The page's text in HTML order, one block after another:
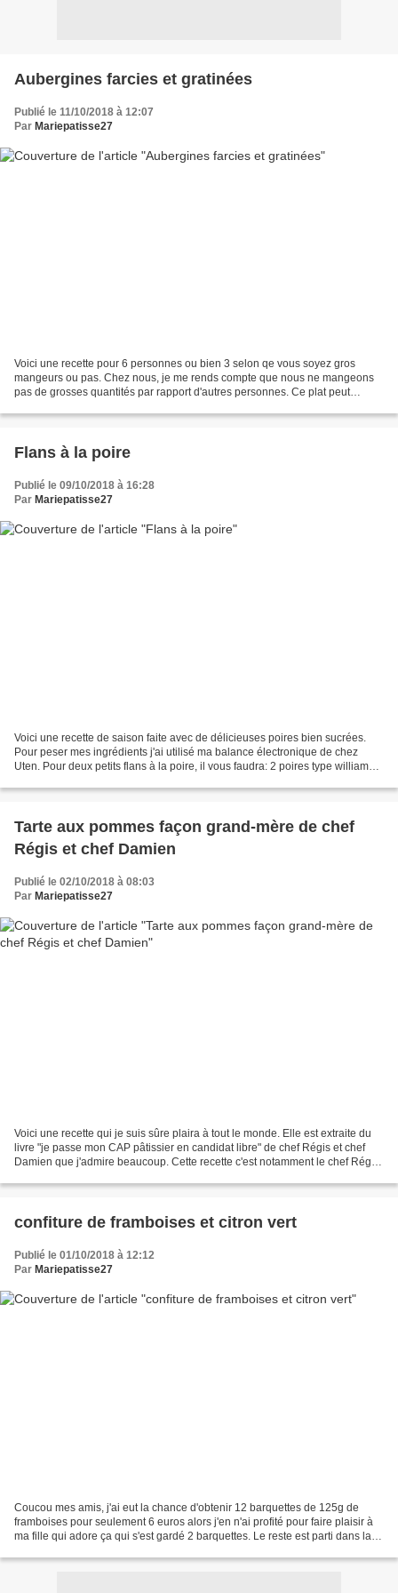
Aubergines farcies et gratinées
Publié le 11/10/2018 à 12:07
Par Mariepatisse27
Voici une recette pour 6 personnes ou bien 3 selon qe vous soyez gros
mangeurs ou pas. Chez nous, je me rends compte que nous ne mangeons
pas de grosses quantités par rapport d'autres personnes. Ce plat peut
Flans à la poire
Publié le 09/10/2018 à 16:28
Par Mariepatisse27
Voici une recette de saison faite avec de délicieuses poires bien sucrées.
Pour peser mes ingrédients j'ai utilisé ma balance électronique de chez
Uten. Pour deux petits flans à la poire, il vous faudra: 2 poires type williams,
Tarte aux pommes façon grand-mère de chef
Régis et chef Damien
Publié le 02/10/2018 à 08:03
Par Mariepatisse27
Voici une recette qui je suis sûre plaira à tout le monde. Elle est extraite du
livre "je passe mon CAP pâtissier en candidat libre" de chef Régis et chef
Damien que j'admire beaucoup. Cette recette c'est notamment le chef Régis
confiture de framboises et citron vert
Publié le 01/10/2018 à 12:12
Par Mariepatisse27
Coucou mes amis, j'ai eut la chance d'obtenir 12 barquettes de 125g de
framboises pour seulement 6 euros alors j'en n'ai profité pour faire plaisir à
ma fille qui adore ça qui s'est gardé 2 barquettes. Le reste est parti dans la